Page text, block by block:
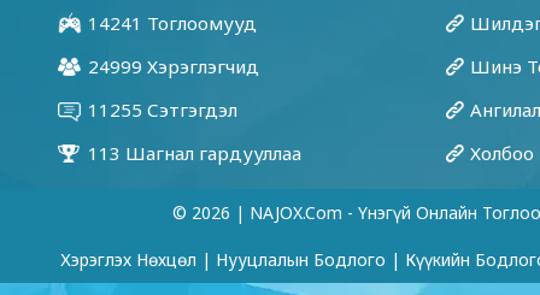
© 2026 | NAJOX.com - Үнэгүй Онлайн
Хэрэглэх Нөхцөл | Нууцлалын Бодлого | Күүкийн